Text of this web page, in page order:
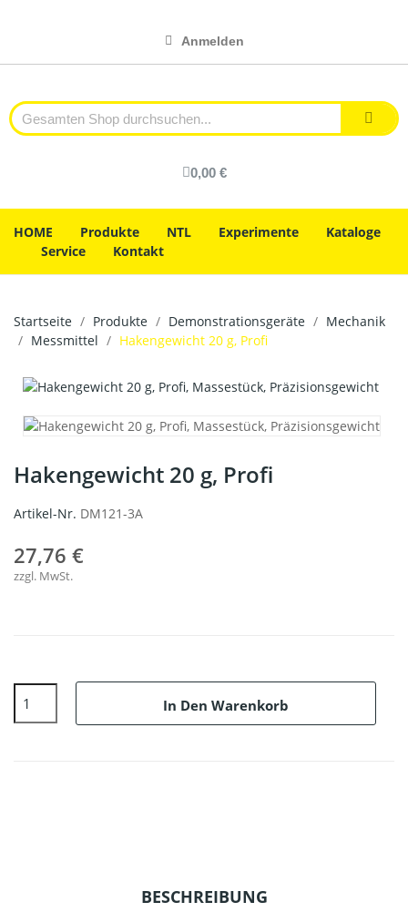
Anmelden
0,00 €
HOME Produkte NTL Experimente
Kataloge
Service
Kontakt
Startseite Produkte Demonstrationsgeräte
Mechanik
Messmittel
Hakengewicht 20 g, Profi
Hakengewicht 20 g, Profi
Artikel-Nr. DM121-3A
27,76 €
zzgl. MwSt.
In Den Warenkorb
BESCHREIBUNG